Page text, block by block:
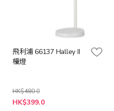
飛利浦 66137 Halley II
檯燈
HK$480.0
特
殊
HK$399.0